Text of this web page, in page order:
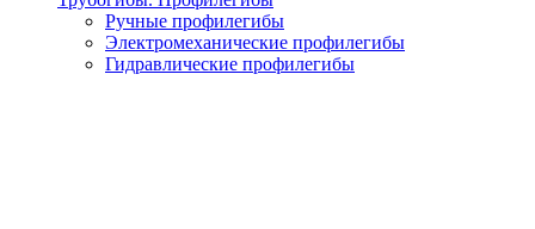
Ручные профилегибы
Электромеханические профилегибы
Гидравлические профилегибы